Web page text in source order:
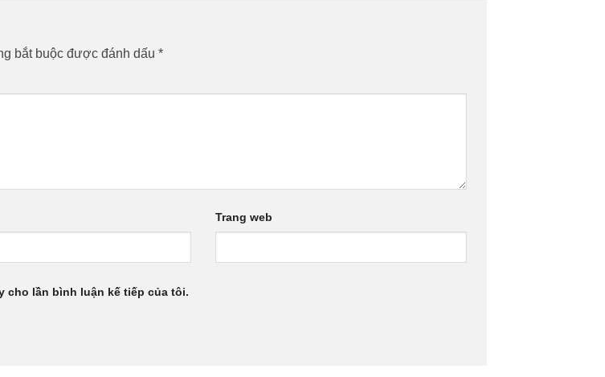
bắt buộc được đánh dấu *
Trang web
cho lần bình luận kế tiếp của tôi.